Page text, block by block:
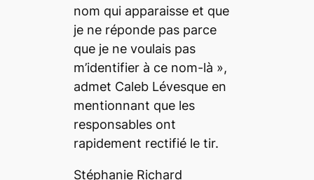
nom qui apparaisse et que
je ne réponde pas parce
que je ne voulais pas
m’identifier à ce nom-là »,
admet Caleb Lévesque en
mentionnant que les
responsables ont
rapidement rectifié le tir.
Stéphanie Richard